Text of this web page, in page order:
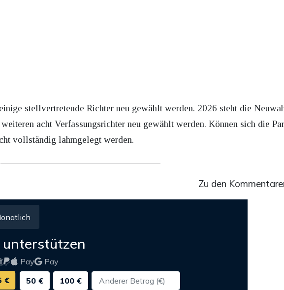
stellvertretende Richter neu gewählt werden. 2026 steht die
acht Verfassungsrichter neu gewählt werden. Können sich die
vollständig lahmgelegt werden.
Zu den
Pay
Pay
€ 50 € 100 €